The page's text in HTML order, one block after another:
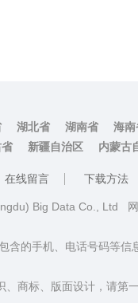
湖北省 湖南省 海南
新疆自治区 内蒙古
在线留言 下载方法
Big Data Co., Ltd
的手机、电话号码等
商标、版面设计，请第